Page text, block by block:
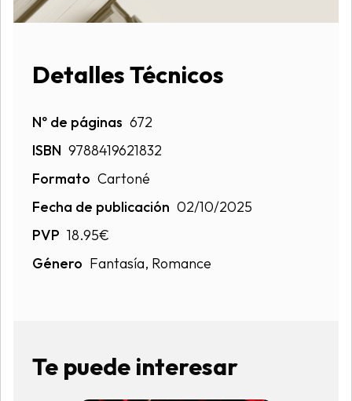
Detalles Técnicos
Nº de páginas 672
ISBN 9788419621832
Formato Cartoné
Fecha de publicación 02/10/2025
PVP 18.95€
Género Fantasía, Romance
Te puede interesar